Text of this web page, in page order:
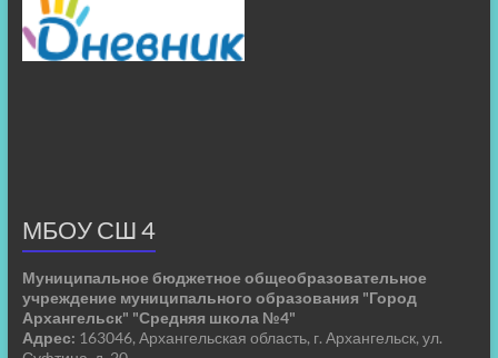
МБОУ СШ 4
Муниципальное бюджетное общеобразовательное
учреждение муниципального образования "Город
Архангельск" "Средняя школа №4"
Адрес: 163046, Архангельская область, г. Архангельск, ул.